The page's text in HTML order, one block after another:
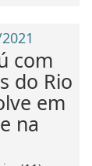
com
do Rio
em
na